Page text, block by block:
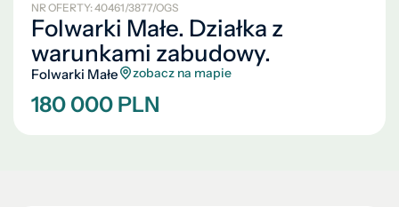
NR OFERTY: 40461/3877/OGS
Folwarki Małe. Działka z
warunkami zabudowy.
Folwarki Małe zobacz na mapie
180 000 PLN